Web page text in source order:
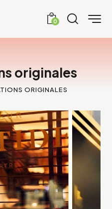
0
originales
ORIGINALES